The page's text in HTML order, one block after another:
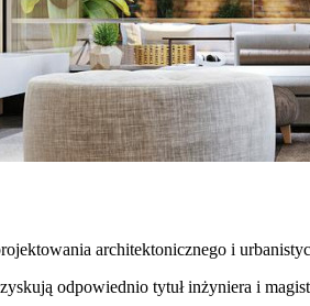
architektonicznego i
odpowiednio tytuł inżyniera i